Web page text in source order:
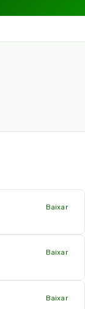
Baixar
Baixar
Baixar